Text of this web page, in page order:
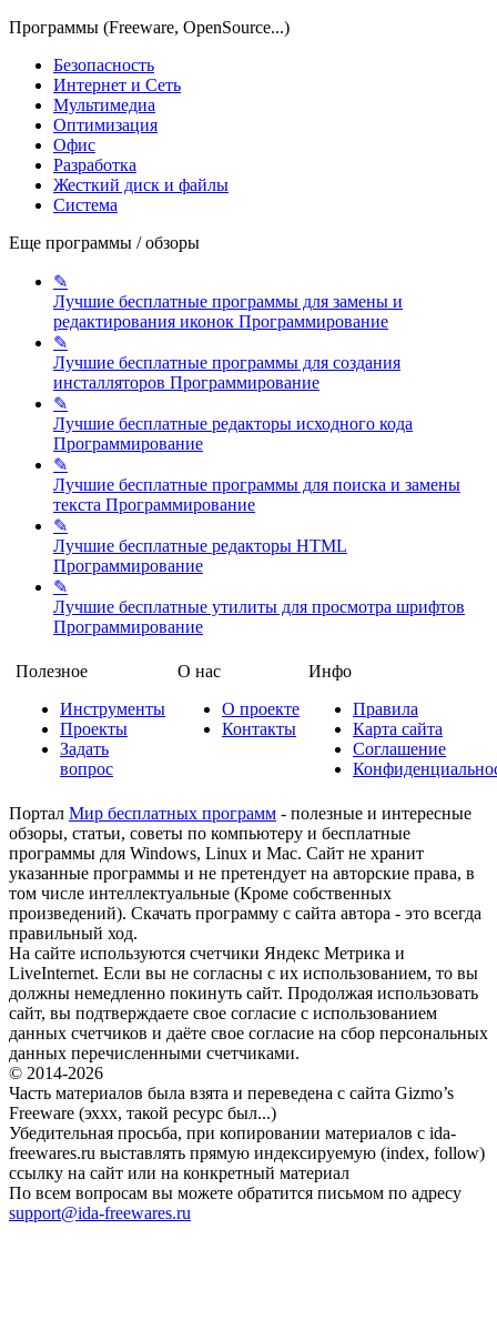
Программы (Freeware, OpenSource...)
Безопасность
Интернет и Сеть
Мультимедиа
Оптимизация
Офис
Разработка
Жесткий диск и файлы
Система
Еще программы / обзоры
✎
Лучшие бесплатные программы для замены и
редактирования иконок Программирование
✎
Лучшие бесплатные программы для создания
инсталляторов Программирование
✎
Лучшие бесплатные редакторы исходного кода
Программирование
✎
Лучшие бесплатные программы для поиска и замены
текста Программирование
✎
Лучшие бесплатные редакторы HTML
Программирование
✎
Лучшие бесплатные утилиты для просмотра шрифтов
Программирование
Полезное
Инструменты
Проекты
Задать
вопрос
О нас
О проекте
Контакты
Инфо
Правила
Карта сайта
Соглашение
Портал Мир бесплатных программ - полезные и интересные
обзоры, статьи, советы по компьютеру и бесплатные
программы для Windows, Linux и Mac. Сайт не хранит
указанные программы и не претендует на авторские права, в
том числе интеллектуальные (Кроме собственных
произведений). Скачать программу с сайта автора - это всегда
правильный ход.
На сайте используются счетчики Яндекс Метрика и
LiveInternet. Если вы не согласны с их использованием, то вы
должны немедленно покинуть сайт. Продолжая использовать
сайт, вы подтверждаете свое согласие с использованием
данных счетчиков и даёте свое согласие на сбор персональных
данных перечисленными счетчиками.
© 2014-2026
Часть материалов была взята и переведена с сайта Gizmo’s
Freeware (эххх, такой ресурс был...)
Убедительная просьба, при копировании материалов с ida-
freewares.ru выставлять прямую индексируемую (index, follow)
ссылку на сайт или на конкретный материал
По всем вопросам вы можете обратится письмом по адресу
support@ida-freewares.ru